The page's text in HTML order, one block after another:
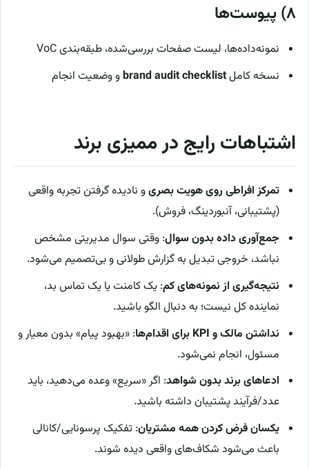
۸) پیوست‌ها
نمونه‌داده‌ها، لیست صفحات بررسی‌شده، طبقه‌بندی VoC
نسخه کاملbrand audit checklistو وضعیت انجام
اشتباهات رایج در ممیزی برند
تمرکز افراطی روی هویت بصریو نادیده گرفتن تجربه واقعی
(پشتیبانی، آنبوردینگ، فروش).
جمع‌آوری داده بدون سوال: وقتی سوال مدیریتی مشخص
نباشد، خروجی تبدیل به گزارش طولانی و بی‌تصمیم می‌شود.
نتیجه‌گیری از نمونه‌های کم: یک کامنت یا یک تماس بد،
نماینده کل نیست؛ به دنبال الگو باشید.
نداشتن مالک و KPI برای اقدام‌ها
: «بهبود پیام» بدون معیار و
مسئول، انجام نمی‌شود.
ادعاهای برند بدون شواهد: اگر «سریع» وعده می‌دهید، باید
عدد/فرآیند پشتیبان داشته باشید.
یکسان فرض کردن همه مشتریان: تفکیک پرسونایی/کانالی
باعث می‌شود شکاف‌های واقعی دیده شوند.